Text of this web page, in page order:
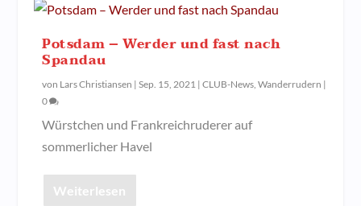
Potsdam – Werder und fast nach
Spandau
von Lars Christiansen |Sep. 15, 2021 |CLUB-News,Wanderrudern |
0
Würstchen und Frankreichruderer auf
sommerlicher Havel
Weiterlesen